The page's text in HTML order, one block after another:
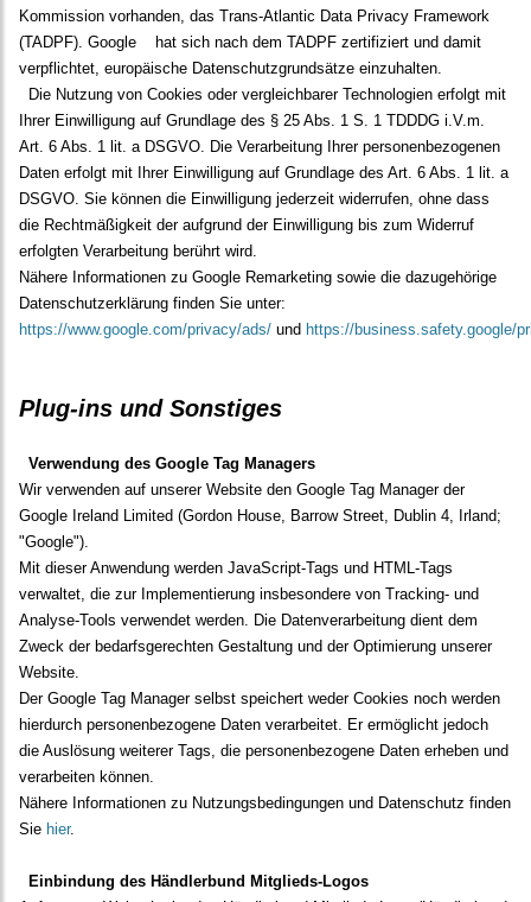
Kommission vorhanden, das Trans-Atlantic Data Privacy Framework
(TADPF). Google
hat sich nach dem TADPF zertifiziert und damit
verpflichtet, europäische Datenschutzgrundsätze einzuhalten.
Die Nutzung von Cookies oder vergleichbarer Technologien erfolgt mit
Ihrer Einwilligung auf Grundlage des § 25 Abs. 1 S. 1 TDDDG i.V.m.
Art. 6 Abs. 1 lit. a DSGVO. Die Verarbeitung Ihrer personenbezogenen
Daten erfolgt mit Ihrer Einwilligung auf Grundlage des Art. 6 Abs. 1 lit. a
DSGVO. Sie können die Einwilligung jederzeit widerrufen, ohne dass
die Rechtmäßigkeit der aufgrund der Einwilligung bis zum Widerruf
erfolgten Verarbeitung berührt wird.
Nähere Informationen zu Google Remarketing sowie die dazugehörige
Datenschutzerklärung finden Sie unter:
https://www.google.com/privacy/ads/ und https://business.safety.google/
Plug-ins und Sonstiges
Verwendung des Google Tag Managers
Wir verwenden auf unserer Website den Google Tag Manager der
Google Ireland Limited (Gordon House, Barrow Street, Dublin 4, Irland;
"Google").
Mit dieser Anwendung werden JavaScript-Tags und HTML-Tags
verwaltet, die zur Implementierung insbesondere von Tracking- und
Analyse-Tools verwendet werden. Die Datenverarbeitung dient dem
Zweck der bedarfsgerechten Gestaltung und der Optimierung unserer
Website.
Der Google Tag Manager selbst speichert weder Cookies noch werden
hierdurch personenbezogene Daten verarbeitet. Er ermöglicht jedoch
die Auslösung weiterer Tags, die personenbezogene Daten erheben und
verarbeiten können.
Nähere Informationen zu Nutzungsbedingungen und Datenschutz finden
Sie hier.
Einbindung des Händlerbund Mitglieds-Logos